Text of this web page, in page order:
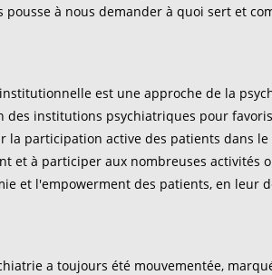
pousse à nous demander à quoi sert et
est une approche de la
des institutions psychiatriques pour
la participation active des patients dans
et à participer aux nombreuses activités
et l'empowerment des patients, en leur
a toujours été mouvementée,